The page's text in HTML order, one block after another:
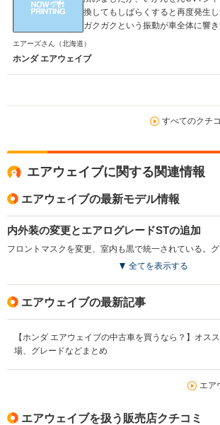
換してもしばらくすると再度発生
ガクガクという振動が車全体に響
からもガラガラと金属系の打音が鳴
ならリコール扱いして欲しいもの
重視した安っぽい造りと、CVTジ
捉えられますが、ホンダエアウェ
り、スカイルーフです。夜間のド
ング。真夏の海風を浴びながらド
きい買い物や、引っ越し等にも大活
ては、最高の一台です。ホンダさん
CVTジャダーだけはなんとかして
エアーズさん （北海道）
ホンダ エアウェイブ
すべてのクチ
エアウェイブに関する関連情報
エアウェイブの最新モデル情報
内外装の変更とエアログレードSTの追加
全てを表示する
エアウェイブの最新記事
【ホンダ エアウェイブの中古車を買うなら？】オス
場、グレードなどまとめ
エア
エアウェイブを扱う販売店クチコミ